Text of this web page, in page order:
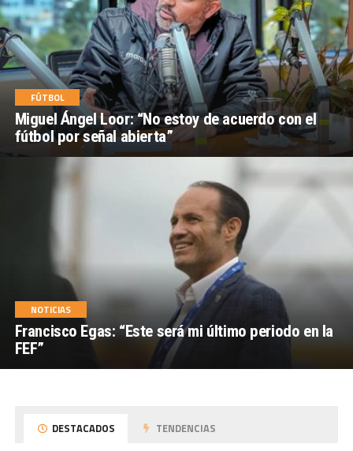
FÚTBOL
Miguel Ángel Loor: “No estoy de acuerdo con el
fútbol por señal abierta”
NOTICIAS
Francisco Egas: “Este será mi último periodo en la
FEF”
DESTACADOS TENDENCIAS